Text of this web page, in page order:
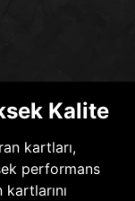
Kalite
kartları,
performans